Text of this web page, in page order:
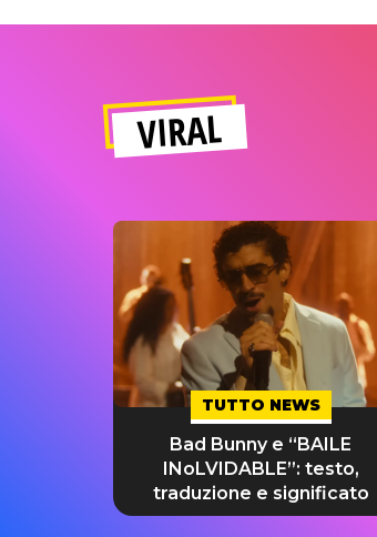
VIRAL
TUTTO NEWS
Bad Bunny e “BAILE
INoLVIDABLE”: testo,
traduzione e significato